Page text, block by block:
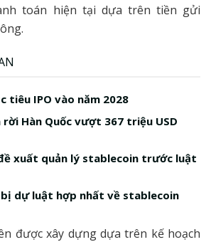
toán hiện tại dựa trên tiền gửi
tiêu IPO vào năm 2028
Hàn Quốc vượt 367 triệu USD
xuất quản lý stablecoin trước luật
bị dự luật hợp nhất về stablecoin
được xây dựng dựa trên kế hoạch